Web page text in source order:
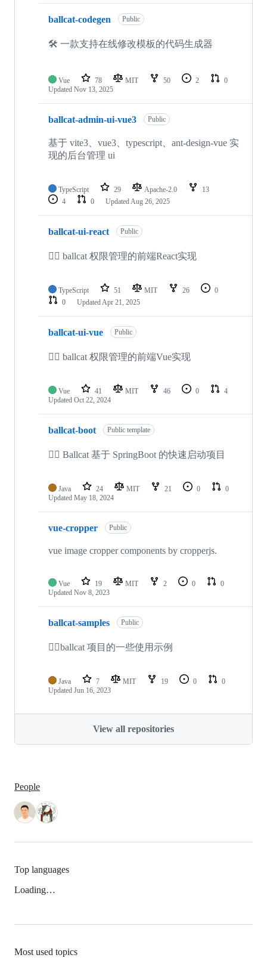
ballcat-codegen Public
🛠 一款支持在线修改模板的代码生成器
Vue 78 MIT 50 2
0
Updated Nov 13, 2025
ballcat-admin-ui-vue3 Public
基于 vite3、vue3、typescript、ant-design-vue 实
现的后台管理 ui
TypeScript 29 Apache-2.0
13
4
0 UpdatedAug 26, 2025
ballcat-ui-react Public
🐱‍🏍 ballcat 权限管理的前端React实现
TypeScript 51 MIT 26
0
0
UpdatedApr 21, 2025
ballcat-ui-vue Public
🐱‍🏍 ballcat 权限管理的前端Vue实现
Vue 41 MIT 46 0
4
Updated Oct 22, 2024
ballcat-boot Public template
🐱‍🚀 Ballcat 基于 SpringBoot 的快速启动项目
Java 24 MIT 21 0
0
Updated May 18, 2024
vue-cropper Public
vue image cropper components by cropperjs.
Vue 19 MIT 2 0
0
Updated Nov 8, 2023
ballcat-samples Public
🐱‍👓ballcat 项目的一些使用示例
Java 7 MIT 19 0
0
Updated Jun 16, 2023
View all repositories
People
Top languages
Loading…
Most used topics